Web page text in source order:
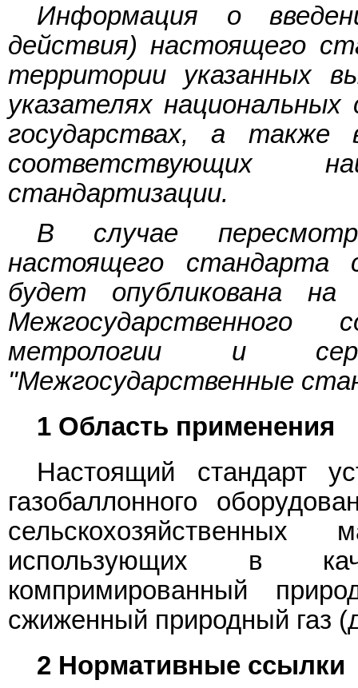
Информация о
действия) настоящего
территории указанных
указателях
государствах, а
соответствующих
стандартизации.
В случае
настоящего стандарта
будет опубликована
метрологии и
"Межгосударственные
1 Область применения
Настоящий стандарт
газобаллонного
использующих в
компримированный
сжиженный природный газ
2 Нормативные ссылки